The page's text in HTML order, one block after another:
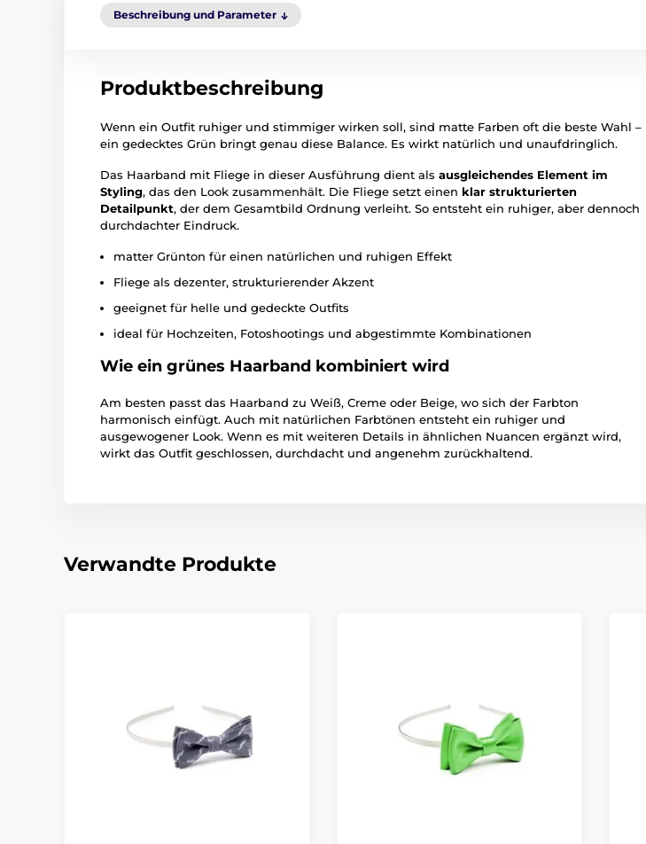
Beschreibung und Parameter
Produktbeschreibung
Wenn ein Outfit ruhiger und stimmiger wirken soll, sind matte Farben oft die beste Wahl –
ein gedecktes Grün bringt genau diese Balance. Es wirkt natürlich und unaufdringlich.
Das Haarband mit Fliege in dieser Ausführung dient als ausgleichendes Element im
Styling, das den Look zusammenhält. Die Fliege setzt einen klar strukturierten
Detailpunkt, der dem Gesamtbild Ordnung verleiht. So entsteht ein ruhiger, aber dennoch
durchdachter Eindruck.
matter Grünton für einen natürlichen und ruhigen Effekt
Fliege als dezenter, strukturierender Akzent
geeignet für helle und gedeckte Outfits
ideal für Hochzeiten, Fotoshootings und abgestimmte Kombinationen
Wie ein grünes Haarband kombiniert wird
Am besten passt das Haarband zu Weiß, Creme oder Beige, wo sich der Farbton
harmonisch einfügt. Auch mit natürlichen Farbtönen entsteht ein ruhiger und
ausgewogener Look. Wenn es mit weiteren Details in ähnlichen Nuancen ergänzt wird,
wirkt das Outfit geschlossen, durchdacht und angenehm zurückhaltend.
Verwandte Produkte